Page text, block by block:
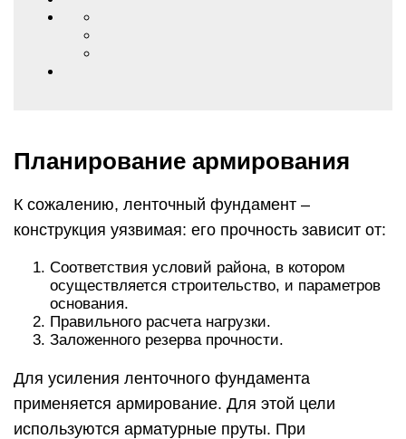
Планирование армирования
К сожалению, ленточный фундамент –
конструкция уязвимая: его прочность зависит от:
Соответствия условий района, в котором
осуществляется строительство, и параметров
основания.
Правильного расчета нагрузки.
Заложенного резерва прочности.
Для усиления ленточного фундамента
применяется армирование. Для этой цели
используются арматурные пруты. При